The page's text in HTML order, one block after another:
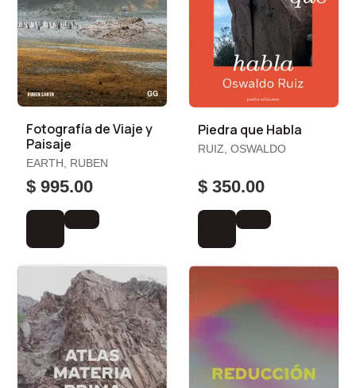
Fotografía de Viaje y
Paisaje
EARTH, RUBEN
$ 995.00
Piedra que Habla
RUIZ, OSWALDO
$ 350.00